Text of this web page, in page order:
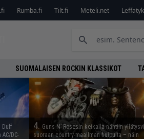
Rumba.fi Tilt.fi Meteli.net
SUOMALAISEN ROCKIN KLASSIKOT
Duff
DC-
4. Guns N’ Rosesin keikalla nähtiin
suoraan country-maailman huipulta – näin